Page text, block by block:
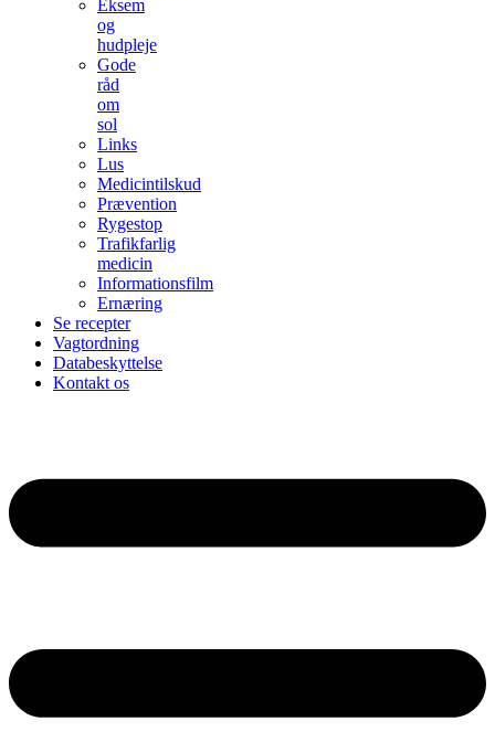
Eksem
og
hudpleje
Gode
råd
om
sol
Links
Lus
Medicintilskud
Prævention
Rygestop
Trafikfarlig
medicin
Informationsfilm
Ernæring
Se recepter
Vagtordning
Databeskyttelse
Kontakt os